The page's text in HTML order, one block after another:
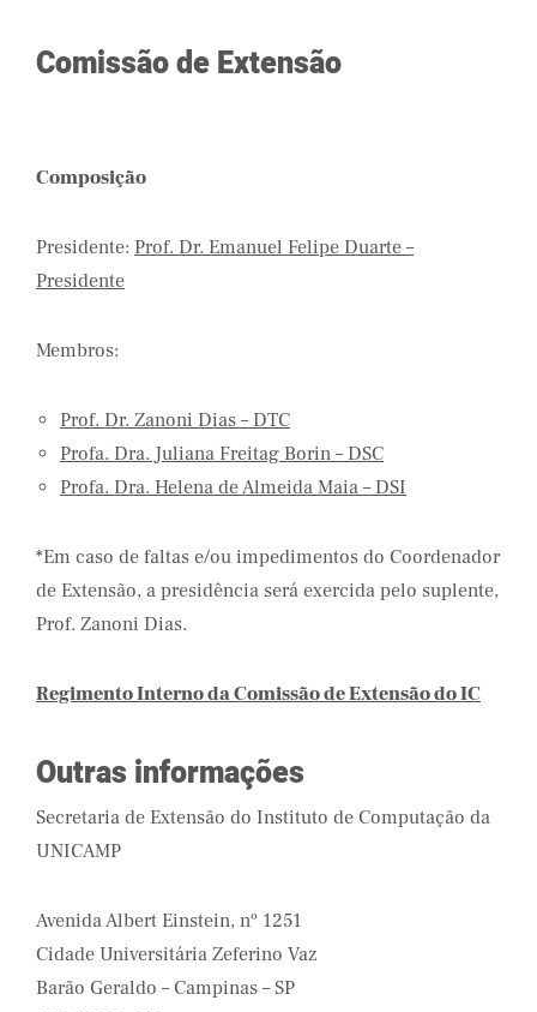
Comissão de Extensão
Composição
Presidente: Prof. Dr. Emanuel Felipe Duarte –
Presidente
Membros:
Prof. Dr. Zanoni Dias – DTC
Profa. Dra. Juliana Freitag Borin – DSC
Profa. Dra. Helena de Almeida Maia – DSI
*Em caso de faltas e/ou impedimentos do Coordenador
de Extensão, a presidência será exercida pelo suplente,
Prof. Zanoni Dias.
Regimento Interno da Comissão de Extensão do IC
Outras informações
Secretaria de Extensão do Instituto de Computação da
UNICAMP
Avenida Albert Einstein, nº 1251
Cidade Universitária Zeferino Vaz
Barão Geraldo – Campinas – SP